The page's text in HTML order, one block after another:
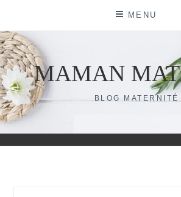
content
MENU
MAMAN
BLOG MATERNITÉ